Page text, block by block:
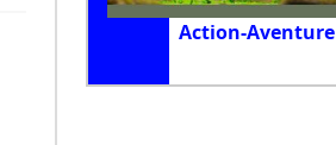
Action-Aventure